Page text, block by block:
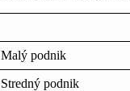
Malý podnik
Stredný podnik